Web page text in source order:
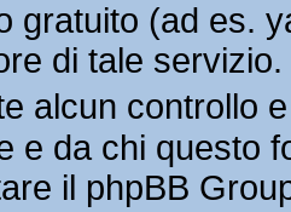
gratuito (ad es.
di tale
alcun controllo
e da chi questo
il phpBB